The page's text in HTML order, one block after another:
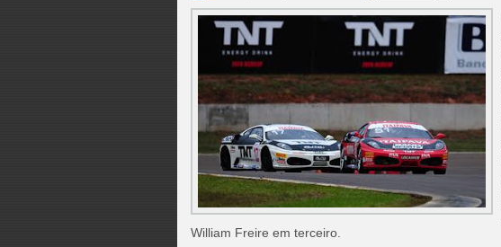
William Freire em terceiro.